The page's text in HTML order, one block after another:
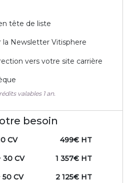
tête de liste
la Newsletter Vitisphere
vers votre site carrière
valables 1 an.
besoin
CV 499€ HT
30 CV 1 357€ HT
50 CV 2 125€ HT